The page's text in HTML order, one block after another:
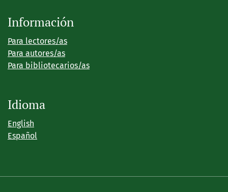
Información
Para lectores/as
Para autores/as
Para bibliotecarios/as
Idioma
English
Español